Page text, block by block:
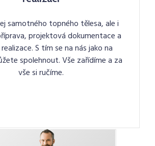
samotného topného tělesa, ale i
projektová dokumentace a
S tím se na nás jako na
spolehnout. Vše zařídíme a za
vše si ručíme.